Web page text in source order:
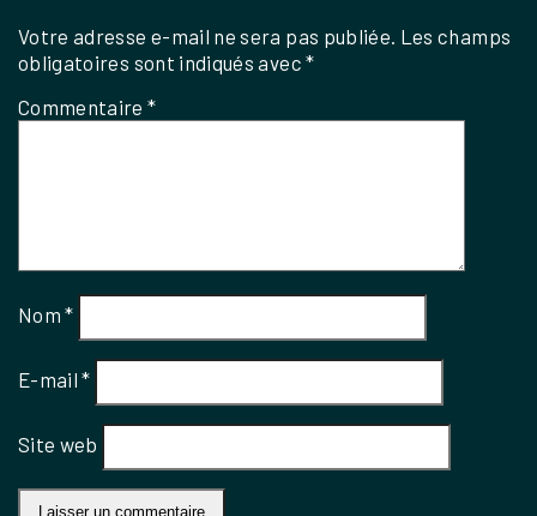
Votre adresse e-mail ne sera pas publiée. Les champs
obligatoires sont indiqués avec*
Commentaire*
Nom*
E-mail*
Site web